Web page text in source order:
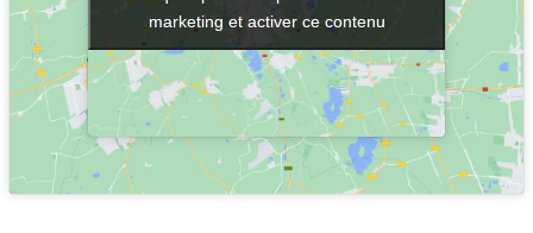
marketing et activer ce contenu
marketing et activer ce contenu